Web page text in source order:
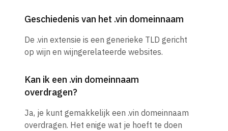
Geschiedenis van het .vin domeinnaam
De .vin extensie is een generieke TLD gericht
op wijn en wijngerelateerde websites.
Kan ik een .vin domeinnaam
overdragen?
Ja, je kunt gemakkelijk een .vin domeinnaam
overdragen. Het enige wat je hoeft te doen